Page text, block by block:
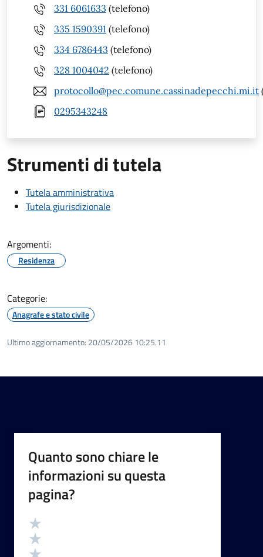
331 6061633 (telefono)
335 1590391 (telefono)
334 6786443 (telefono)
328 1004042 (telefono)
protocollo@pec.comune.cassinadepecchi.mi.it
0295343248
Strumenti di tutela
Tutela amministrativa
Tutela giurisdizionale
Argomenti:
Residenza
Categorie:
Anagrafe e stato civile
Ultimo aggiornamento: 20/05/2026 10:25.11
Quanto sono chiare le
informazioni su questa
pagina?
Valutazione